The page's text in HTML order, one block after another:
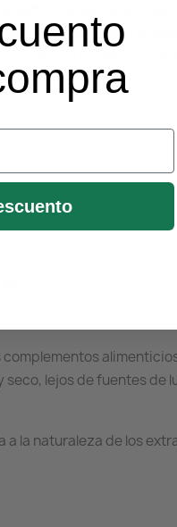
Uña de gato y
junto con la
del cansancio y la
lejos de fuentes de
la naturaleza de los